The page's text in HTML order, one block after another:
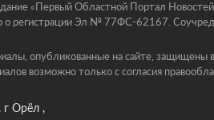
«Первый Областной Портал
о регистрации Эл № 77ФС-62167.
опубликованные на сайте, защищены
возможно только с согласия
г Орёл ,